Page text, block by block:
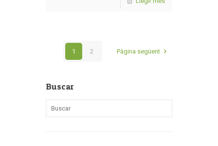
1 2 Pàgina següent
Buscar